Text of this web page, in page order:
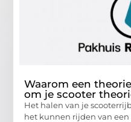
Waarom een
om je scooter
Het halen van je
het kunnen rijden van